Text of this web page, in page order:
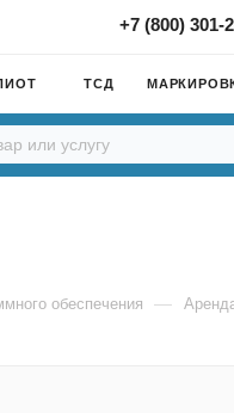
+7 (800) 301-
ТСД
обеспечения —